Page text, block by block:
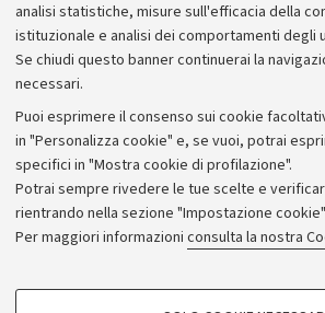
analisi statistiche, misure sull'efficacia della
istituzionale e analisi dei comportamenti degli
Se chiudi questo banner continuerai la
necessari.
Puoi esprimere il consenso sui cookie
in "Personalizza cookie" e, se vuoi, potrai
specifici in "Mostra cookie di profilazione".
Potrai sempre rivedere le tue scelte e
rientrando nella sezione "Impostazione
Per maggiori informazioni consulta la nostra
COOKIE DI PROFILAZIONE -
Archivio
Comunicati stampa
Redazione
Rassegna stampa